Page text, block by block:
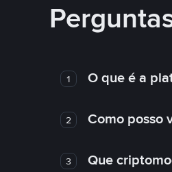
1 O que é a
2 Como posso
3 Que